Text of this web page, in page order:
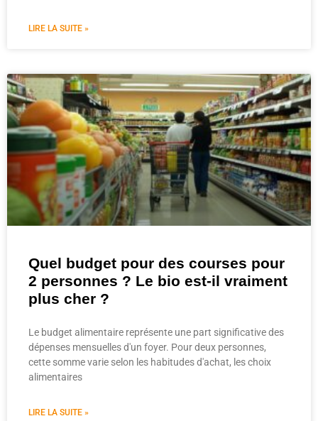
LIRE LA SUITE »
Quel budget pour des courses pour
2 personnes ? Le bio est-il vraiment
plus cher ?
Le budget alimentaire représente une part significative des
dépenses mensuelles d'un foyer. Pour deux personnes,
cette somme varie selon les habitudes d'achat, les choix
alimentaires
LIRE LA SUITE »